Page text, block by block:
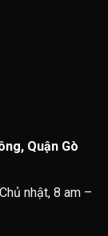
Quận Gò
nhật, 8 am –